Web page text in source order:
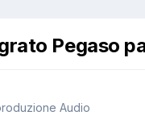
Pegaso
Audio